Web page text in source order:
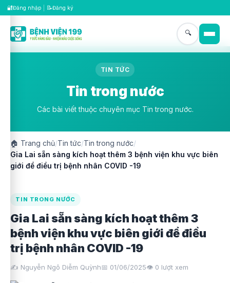
🔐Đăng nhập 📝Đăng ký
🔍
TIN TỨC
Tin trong nước
Các bài viết thuộc chuyên mục Tin trong nước.
🏠 Trang chủ/Tin tức/Tin trong nước/
Gia Lai sẵn sàng kích hoạt thêm 3 bệnh viện khu vực biên
giới để điều trị bệnh nhân COVID -19
TIN TRONG NƯỚC
Gia Lai sẵn sàng kích hoạt thêm 3
bệnh viện khu vực biên giới để điều
trị bệnh nhân COVID -19
✍️ Nguyễn Ngô Diễm Quỳnh📅 01/06/2025👁️ 0 lượt xem